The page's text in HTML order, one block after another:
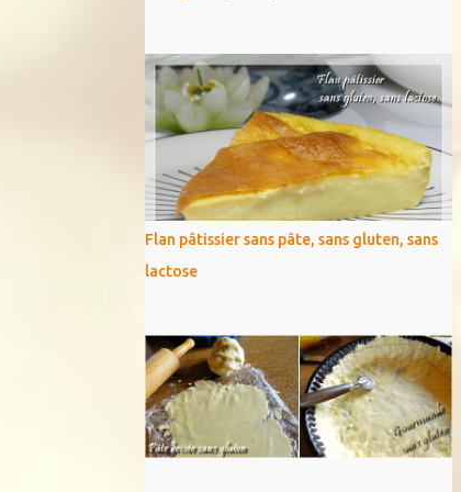
Flan pâtissier sans pâte, sans gluten, sans
lactose